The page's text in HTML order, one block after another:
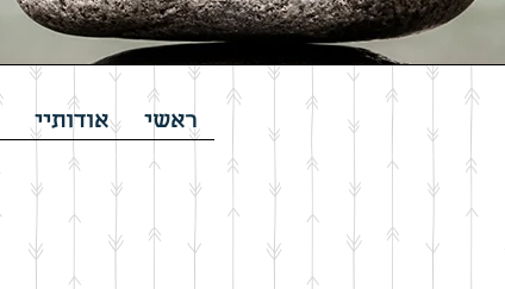
ראשי אודותיי